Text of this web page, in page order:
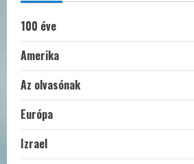
100 éve
Amerika
Az olvasónak
Európa
Izrael